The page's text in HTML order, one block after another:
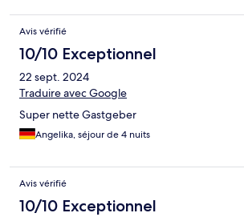
Avis vérifié
10/10 Exceptionnel
22 sept. 2024
Traduire avec Google
Super nette Gastgeber
Angelika, séjour de 4 nuits
Avis vérifié
10/10 Exceptionnel